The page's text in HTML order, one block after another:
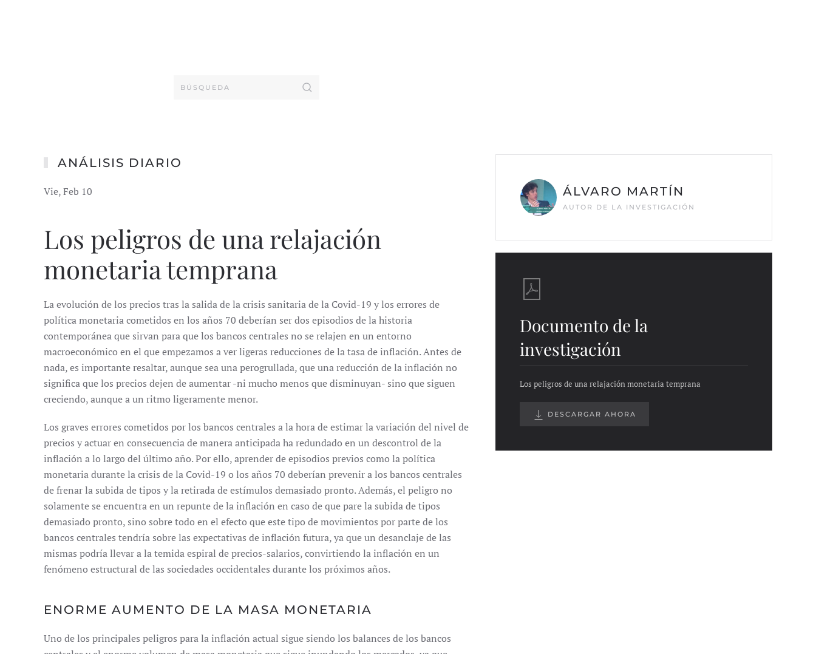
ANÁLISIS DIARIO
Vie, Feb 10
Los peligros de una relajación
monetaria temprana
La evolución de los precios tras la salida de la crisis sanitaria de la Covid-19 y los errores de
política monetaria cometidos en los años 70 deberían ser dos episodios de la historia
contemporánea que sirvan para que los bancos centrales no se relajen en un entorno
macroeconómico en el que empezamos a ver ligeras reducciones de la tasa de inflación. Antes de
nada, es importante resaltar, aunque sea una perogrullada, que una reducción de la inflación no
significa que los precios dejen de aumentar -ni mucho menos que disminuyan- sino que siguen
creciendo, aunque a un ritmo ligeramente menor.
Los graves errores cometidos por los bancos centrales a la hora de estimar la variación del nivel de
precios y actuar en consecuencia de manera anticipada ha redundado en un descontrol de la
inflación a lo largo del último año. Por ello, aprender de episodios previos como la política
monetaria durante la crisis de la Covid-19 o los años 70 deberían prevenir a los bancos centrales
de frenar la subida de tipos y la retirada de estímulos demasiado pronto. Además, el peligro no
solamente se encuentra en un repunte de la inflación en caso de que pare la subida de tipos
demasiado pronto, sino sobre todo en el efecto que este tipo de movimientos por parte de los
bancos centrales tendría sobre las expectativas de inflación futura, ya que un desanclaje de las
mismas podría llevar a la temida espiral de precios-salarios, convirtiendo la inflación en un
fenómeno estructural de las sociedades occidentales durante los próximos años.
ENORME AUMENTO DE LA MASA MONETARIA
Uno de los principales peligros para la inflación actual sigue siendo los balances de los bancos
ÁLVARO MARTÍN
AUTOR DE LA INVESTIGACIÓN
Documento de la
investigación
Los peligros de una relajación monetaria temprana
DESCARGAR AHORA